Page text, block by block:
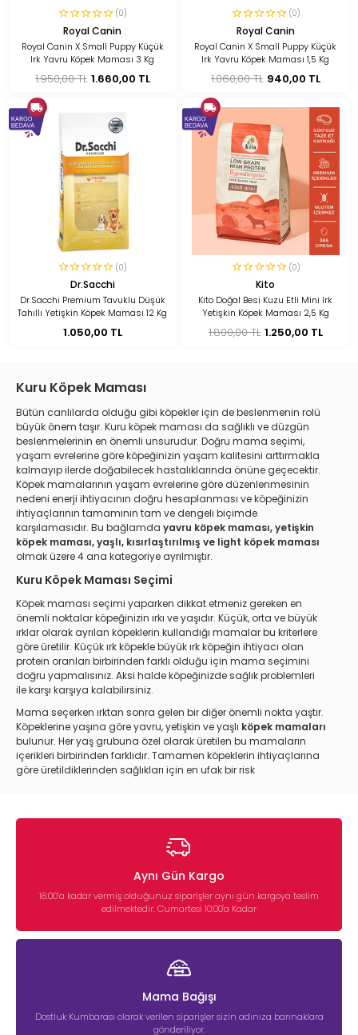
(0)
Royal Canin
Royal Canin X Small Puppy Küçük
Irk Yavru Köpek Maması 3 Kg
1.950,00 TL 1.660,00 TL
(0)
Royal Canin
Royal Canin X Small Puppy Küçük
Irk Yavru Köpek Maması 1,5 Kg
1.060,00 TL 940,00 TL
(0)
Dr.Sacchi
Dr.Sacchi Premium Tavuklu Düşük
Tahıllı Yetişkin Köpek Maması 12 Kg
1.050,00 TL
(0)
Kito
Kito Doğal Besi Kuzu Etli Mini Irk
Yetişkin Köpek Maması 2,5 Kg
1.800,00 TL 1.250,00 TL
Kuru Köpek Maması
Bütün canlılarda olduğu gibi köpekler için de beslenmenin rolü
büyük önem taşır. Kuru köpek maması da sağlıklı ve düzgün
beslenmelerinin en önemli unsurudur. Doğru mama seçimi,
yaşam evrelerine göre köpeğinizin yaşam kalitesini arttırmakla
kalmayıp ilerde doğabilecek hastalıklarında önüne geçecektir.
Köpek mamalarının yaşam evrelerine göre düzenlenmesinin
nedeni enerji ihtiyacının doğru hesaplanması ve köpeğinizin
ihtiyaçlarının tamamının tam ve dengeli biçimde
karşılamasıdır. Bu bağlamda yavru köpek maması, yetişkin
köpek maması, yaşlı, kısırlaştırılmış ve light köpek maması
olmak üzere 4 ana kategoriye ayrılmıştır.
Kuru Köpek Maması Seçimi
Köpek maması seçimi yaparken dikkat etmeniz gereken en
önemli noktalar köpeğinizin ırkı ve yaşıdır. Küçük, orta ve büyük
ırklar olarak ayrılan köpeklerin kullandığı mamalar bu kriterlere
göre üretilir. Küçük ırk köpekle büyük ırk köpeğin ihtiyacı olan
protein oranları birbirinden farklı olduğu için mama seçimini
doğru yapmalısınız. Aksi halde köpeğinizde sağlık problemleri
ile karşı karşıya kalabilirsiniz.
Mama seçerken ırktan sonra gelen bir diğer önemli nokta yaştır.
Köpeklerine yaşına göre yavru, yetişkin ve yaşlı köpek mamaları
bulunur. Her yaş grubuna özel olarak üretilen bu mamaların
içerikleri birbirinden farklıdır. Tamamen köpeklerin ihtiyaçlarına
göre üretildiklerinden sağlıkları için en ufak bir risk
yaşayan köpekler için iselight köpek mamalarından birini
tercih etmelisiniz. Köpeğinizin her mamayı sevmememe
ihtimalini göz önünde bulundurmalısınız. Başta küçük boyutlu
sevdiğini belirleyebilirsiniz. Doğru mamadan emin olduğunuz
takdirde 10 kg ya da15 kg köpek mamasısatın alarak daha
ekonomik bir seçim yapmış olursunuz.
En Kaliteli Köpek Maması Markaları
sağlıklı olmasına özen gösterilmelidir. Tabi piyasada satılan
her mamanın sağlıklı olduğunu söyleyemeyiz. Bu nedenle hem
köpeklerin çok sevdiği hem de güvenilir dünyaca ünlü
Aynı Gün Kargo
16:00’a kadar vermiş olduğunuz siparişler aynı gün kargoya teslim
edilmektedir. Cumartesi 10:00'a Kadar
Mama Bağışı
Dostluk Kumbarası olarak verilen siparişler sizin adınıza barınaklara
gönderiliyor.